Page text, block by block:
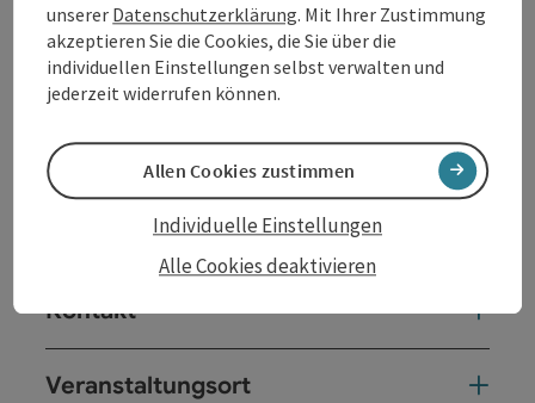
Besetzung:Mai Cocopelli: Gitarre, Gesang; Oliver
Kerschbaumer: Keyboard, Gesang; Lukas Klement:
Schlagzeug, Gesang; Ciara: Bass
https://www.cocopelli.at/
Popkultur für junge Menschen - gemeinsam mit der
Kontakt
Veranstaltungsort
unserer Datenschutzerklärung. Mit Ihrer Zustimmung
akzeptieren Sie die Cookies, die Sie über die
individuellen Einstellungen selbst verwalten und
jederzeit widerrufen können.
Alle Cookies deaktivieren
Individuelle Einstellungen
Allen Cookies zustimmen